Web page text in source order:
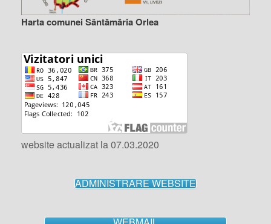
Harta comunei Sântămăria Orlea
website actualizat la 07.03.2020
ADMINISTRARE WEBSITE